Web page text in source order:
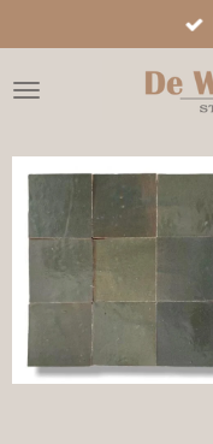
direct
naar